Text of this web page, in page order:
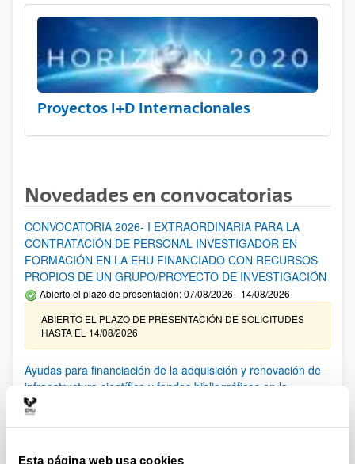
Esta página web usa cookies
Proyectos I+D Internacionales
Novedades en convocatorias
CONVOCATORIA 2026- I EXTRAORDINARIA PARA LA
CONTRATACIÓN DE PERSONAL INVESTIGADOR EN
FORMACIÓN EN LA EHU FINANCIADO CON RECURSOS
PROPIOS DE UN GRUPO/PROYECTO DE INVESTIGACIÓN
Abierto el plazo de presentación: 07/08/2026 - 14/08/2026
ABIERTO EL PLAZO DE PRESENTACIÓN DE SOLICITUDES
HASTA EL 14/08/2026
Ayudas para financiación de la adquisición y renovación de
infraestructura científica y fondos bibliográficos en la
UPV/EHU 2026
solicitudes admitidas y excluidas. 23/03/2026: Relación